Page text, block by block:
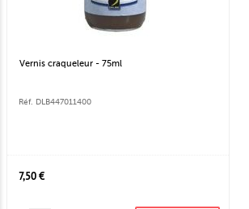
Vernis craqueleur - 75ml
Réf. DLB447011400
7,50 €